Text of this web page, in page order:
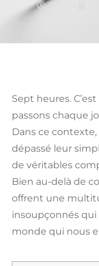
SOPHIE
Sept heures.
passons chaque
Dans ce
dépassé leur
de véritables
Bien au-delà de
offrent une
insoupçonnés
monde qui nous